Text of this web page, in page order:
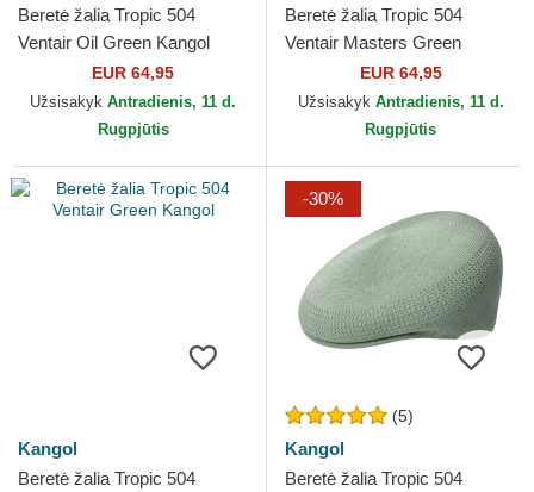
Beretė žalia Tropic 504
Ventair Oil Green Kangol
EUR 64,95
Užsisakyk Antradienis, 11 d.
Rugpjūtis
Beretė žalia Tropic 504
Ventair Masters Green
EUR 64,95
Užsisakyk Antradienis, 11 d.
Rugpjūtis
Kangol
Beretė žalia Tropic 504
-30%
(5)
Kangol
Beretė žalia Tropic 504